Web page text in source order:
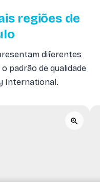
regiões de
diferentes
padrão de qualidade
International.